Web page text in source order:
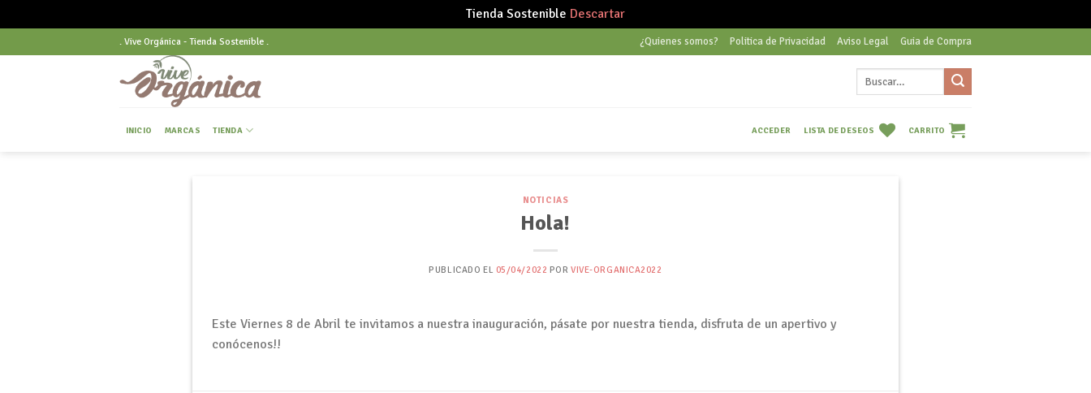
Tienda Sostenible Descartar
to
. Vive Orgánica - Tienda Sostenible . ¿Quienes somos? Politica de Privacidad Aviso Legal Guia de Compra
INICIO MARCAS TIENDA ACCEDER LISTA DE DESEOS CARRITO
NOTICIAS
Hola!
PUBLICADO EL 05/04/2022 PORVIVE-ORGANICA2022
Este Viernes 8 de Abril te invitamos a nuestra inauguración, pásate por nuestra tienda, disfruta de un apertivo y
conócenos!!